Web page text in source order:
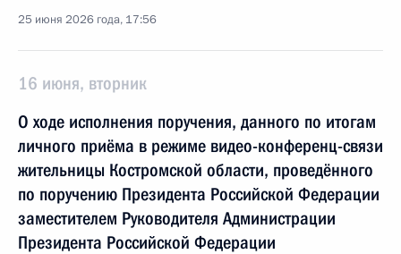
25 июня 2026 года, 17:56
16 июня, вторник
О ходе исполнения поручения, данного по итогам
личного приёма в режиме видео-конференц-связи
жительницы Костромской области, проведённого
по поручению Президента Российской Федерации
заместителем Руководителя Администрации
Президента Российской Федерации